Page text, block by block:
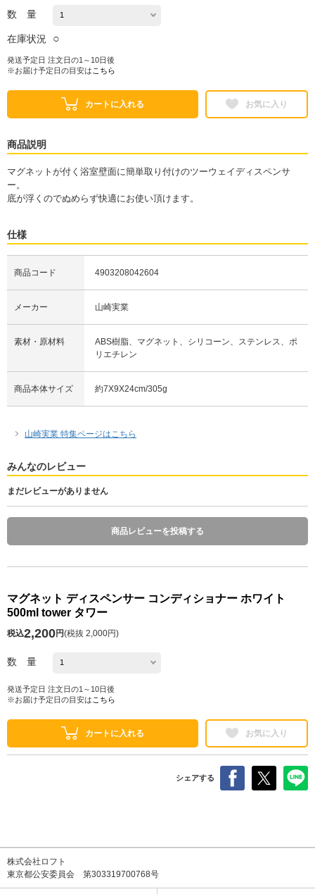
数 量
在庫状況 ○
発送予定日 注文日の1～10日後
※お届け予定日の目安は こちら
カートに入れる お気に入り
商品説明
マグネットが付く浴室壁面に簡単取り付けのツーウェイディスペンサ
ー。
底が浮くのでぬめらず快適にお使い頂けます。
仕様
商品コード 4903208042604
メーカー 山崎実業
素材・原材料
ABS樹脂、マグネット、シリコーン、ステンレス、ポ
リエチレン
商品本体サイズ 約7X9X24cm/305g
山崎実業 特集ページはこちら
みんなのレビュー
まだレビューがありません
商品レビューを投稿する
マグネット ディスペンサー コンディショナー ホワイト
500ml tower タワー
税込2,200円(税抜 2,000円)
数 量
発送予定日 注文日の1～10日後
※お届け予定日の目安は こちら
カートに入れる お気に入り
シェアする
株式会社ロフト
東京都公安委員会 第303319700768号